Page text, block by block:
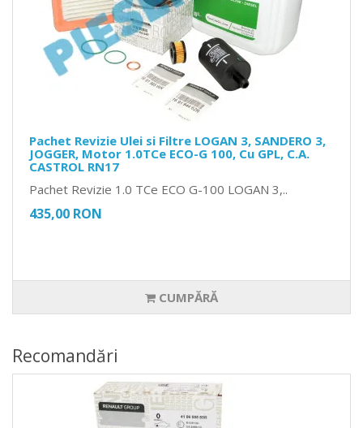
Pachet Revizie Ulei si Filtre LOGAN 3, SANDERO 3,
JOGGER, Motor 1.0TCe ECO-G 100, Cu GPL, C.A.
CASTROL RN17
Pachet Revizie 1.0 TCe ECO G-100 LOGAN 3,..
435,00 RON
CUMPĂRĂ
Recomandări